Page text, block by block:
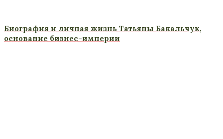
Биография и личная жизнь Татьяны Бакальчук,
основание бизнес-империи